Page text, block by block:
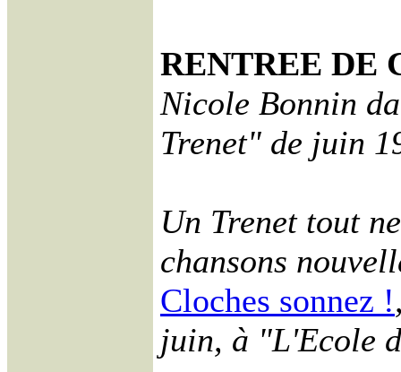
RENTREE DE
Nicole Bonnin
Trenet" de juin
Un Trenet tout
chansons
Cloches sonnez !
juin, à "L'Ecole